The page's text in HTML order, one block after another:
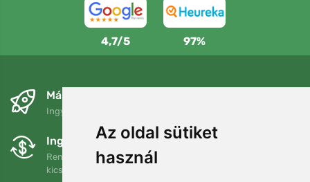
Az oldal sütiket
használ
4,7/5 97%
Másnapra és ingyenesen
Ingyenes szállítás a következő összeg felett: 80 EUR
Ingyenes csere és visszaküldés
Rendelését 90 napon belül bármikor visszaküldheti vagy
kicserélheti.